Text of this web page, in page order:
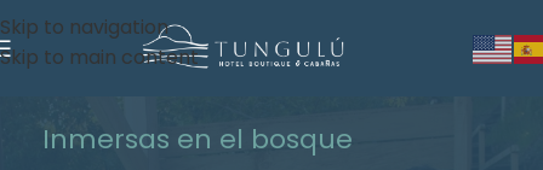
Skip to navigation
Skip to main content
Inmersas en el bosque